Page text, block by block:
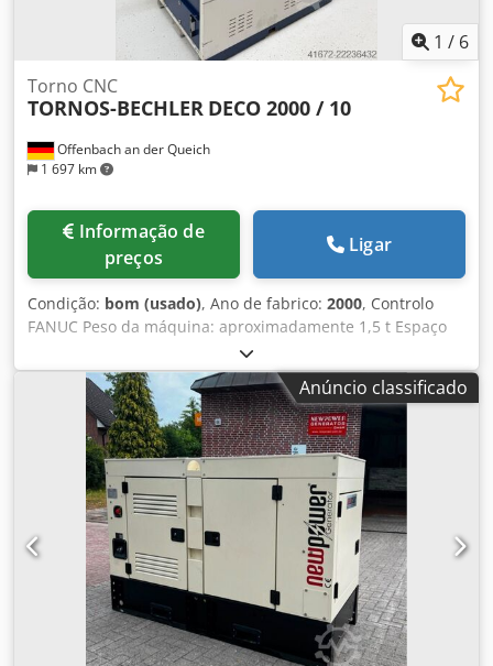
1 / 6
Offenbach an der Queich
1 697 km
Torno CNC
TORNOS-BECHLER DECO 2000 / 10
preços
Ligar
Condição: bom (usado), Ano de fabrico: 2000, Controlo
FANUC Peso da máquina: aproximadamente 1,5 t Espaço
necessário: aproximadamente 1,7 x 1,0 x 2 m
Crodszhxkujpfx Aqqsf Torno CNC automático Revisão geral
elétrica e mecânica: 10/2018 Magazém de carregamento:
LNS Tryton 112 --> Dimensões do magazém de
carregamento: comprimento aproximadamente 4800 mm /
Anúncio classificado